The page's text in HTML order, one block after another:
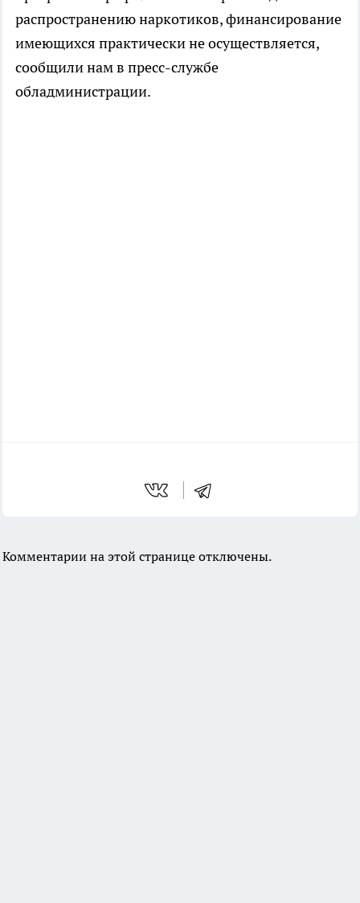
распространению наркотиков, финансирование
имеющихся практически не осуществляется,
сообщили нам в пресс-службе
обладминистрации.
Комментарии на этой странице отключены.